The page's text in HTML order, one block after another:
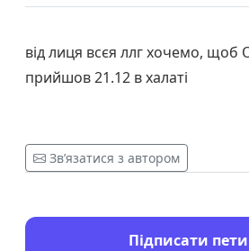
від лиця всєя ллг хочемо, щоб
прийшов 21.12 в халаті
Зв’язатися з автором
Підписати